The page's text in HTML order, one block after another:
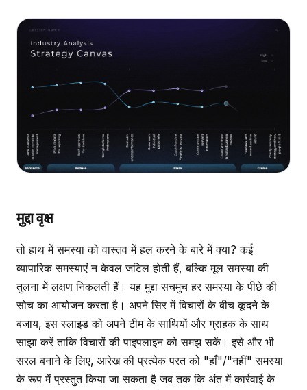
मुद्दा वृक्ष
तो हाथ में समस्या को वास्तव में हल करने के बारे में क्या? कई
व्यापारिक समस्याएं न केवल जटिल होती हैं, बल्कि मूल समस्या की
तुलना में लक्षण निकलती हैं। यह मुद्दा सचमुच हर समस्या के पीछे की
सोच का आयोजन करता है। अपने सिर में विचारों के बीच कूदने के
बजाय, इस स्लाइड को अपने टीम के साथियों और ग्राहक के साथ
साझा करें ताकि विचारों की पाइपलाइन को समझ सकें। इसे और भी
सरल बनाने के लिए, आरेख की प्रत्येक परत को "हाँ"/"नहीं" समस्या
के रूप में प्रस्तुत किया जा सकता है जब तक कि अंत में कार्रवाई के